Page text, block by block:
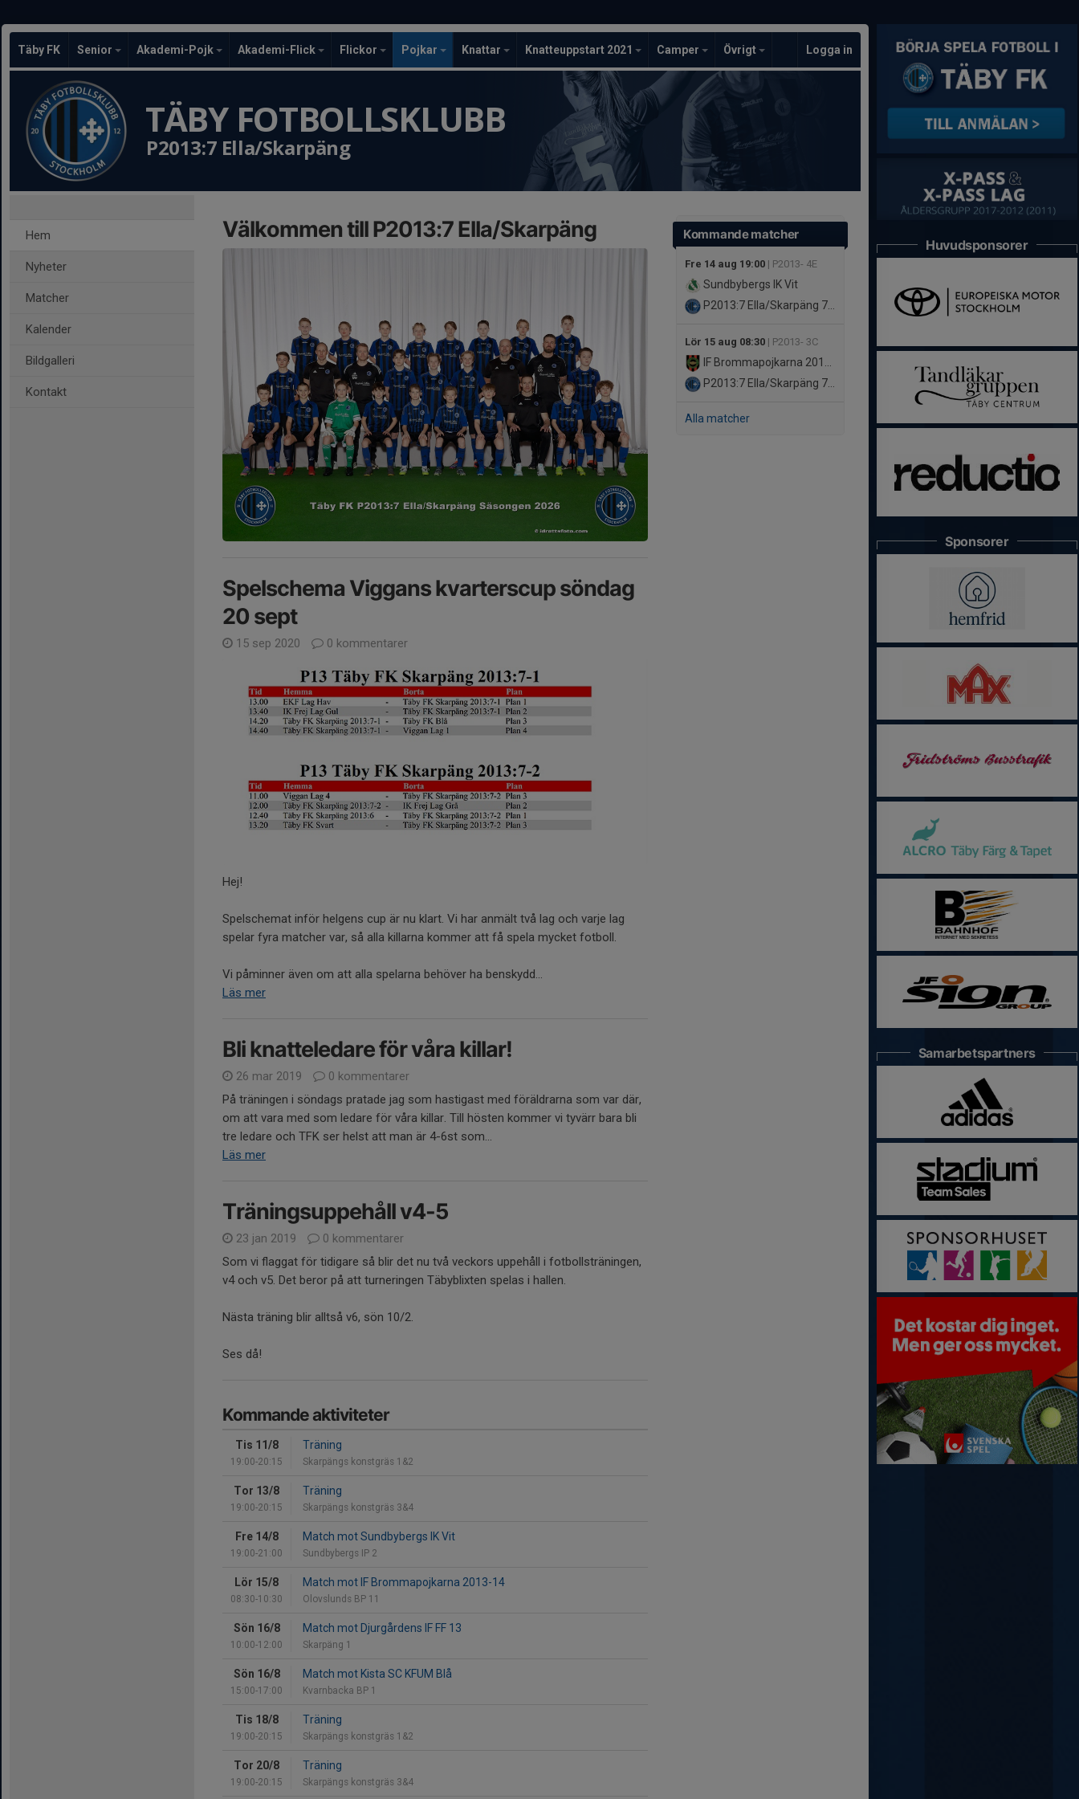
Täby FK Senior Akademi-Pojk Akademi-Flick Flickor Pojkar Knattar Knatteuppstart 2021 Camper Övrigt Logga in
TÄBY FOTBOLLSKLUBB
P2013:7 Ella/Skarpäng
Hem
Nyheter
Matcher
Kalender
Bildgalleri
Kontakt
Kommande matcher
Fre 14 aug 19:00 | P2013- 4E
Sundbybergs IK Vit
P2013:7 Ella/Skarpäng 73 (4E)
Lör 15 aug 08:30 | P2013- 3C
IF Brommapojkarna 2013-14
P2013:7 Ella/Skarpäng 72 (3C)
Alla matcher
Välkommen till P2013:7 Ella/Skarpäng
Spelschema Viggans kvarterscup söndag
20 sept
15 sep 2020 0 kommentarer
Hej!
Spelschemat inför helgens cup är nu klart. Vi har anmält två lag och varje lag
spelar fyra matcher var, så alla killarna kommer att få spela mycket fotboll.
Vi påminner även om att alla spelarna behöver ha benskydd...
Läs mer
Bli knatteledare för våra killar!
26 mar 2019
0 kommentarer
På träningen i söndags pratade jag som hastigast med föräldrarna som var där,
om att vara med som ledare för våra killar. Till hösten kommer vi tyvärr bara bli
tre ledare och TFK ser helst att man är 4-6st som...
Läs mer
Träningsuppehåll v4-5
23 jan 2019
0 kommentarer
Som vi flaggat för tidigare så blir det nu två veckors uppehåll i fotbollsträningen,
v4 och v5. Det beror på att turneringen Täbyblixten spelas i hallen.
Nästa träning blir alltså v6, sön 10/2.
Ses då!
Kommande aktiviteter
Tis 11/8
19:00-20:15
Träning
Skarpängs konstgräs 1&2
Tor 13/8
19:00-20:15
Träning
Skarpängs konstgräs 3&4
Fre 14/8
19:00-21:00
Match mot Sundbybergs IK Vit
Sundbybergs IP 2
Lör 15/8
08:30-10:30
Match mot IF Brommapojkarna 2013-14
Olovslunds BP 11
Sön 16/8
10:00-12:00
Match mot Djurgårdens IF FF 13
Skarpäng 1
Sön 16/8
15:00-17:00
Match mot Kista SC KFUM Blå
Kvarnbacka BP 1
Tis 18/8
19:00-20:15
Träning
Skarpängs konstgräs 1&2
Tor 20/8
19:00-20:15
Träning
Skarpängs konstgräs 3&4
Huvudsponsorer
Sponsorer
Samarbetspartners